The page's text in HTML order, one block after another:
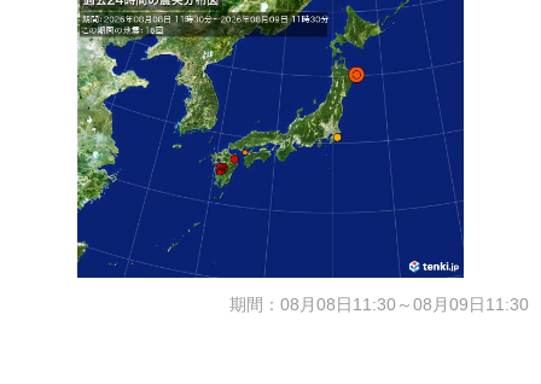
期間：08月08日11:30～08月09日11:30